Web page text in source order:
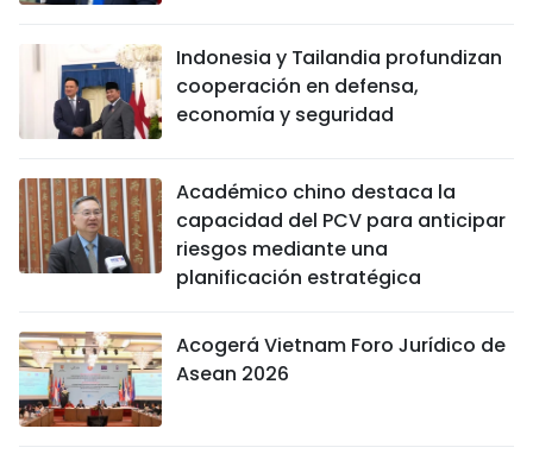
Indonesia y Tailandia profundizan
cooperación en defensa,
economía y seguridad
Académico chino destaca la
capacidad del PCV para anticipar
riesgos mediante una
planificación estratégica
Acogerá Vietnam Foro Jurídico de
Asean 2026